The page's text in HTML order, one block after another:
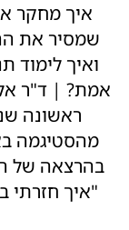
איך מחקר
שמסיר את
ואיך לימוד
אמת? | ד"ר
ראשונה
מהסטיגמה
בהרצאה של
"איך חזרתי